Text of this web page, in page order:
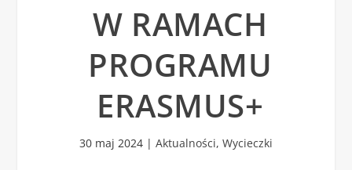
W RAMACH
PROGRAMU
ERASMUS+
30 maj 2024 | Aktualności, Wycieczki